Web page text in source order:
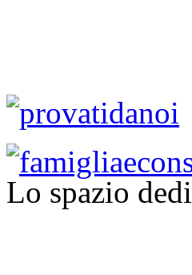
Lo spazio